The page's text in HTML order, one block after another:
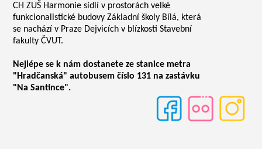
CH ZUŠ Harmonie sídlí v prostorách velké
funkcionalistické budovy Základní školy Bílá, která
se nachází v Praze Dejvicích v blízkosti Stavební
fakulty ČVUT.
Nejlépe se k nám dostanete ze stanice metra
"Hradčanská" autobusem číslo 131 na zastávku
"Na Santince".